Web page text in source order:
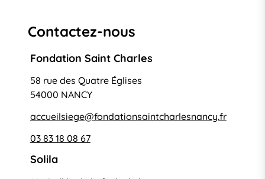
Contactez-nous
Fondation Saint Charles
58 rue des Quatre Églises
54000 NANCY
accueilsiege@fondationsaintcharlesnancy.fr
03 83 18 08 67
Solila